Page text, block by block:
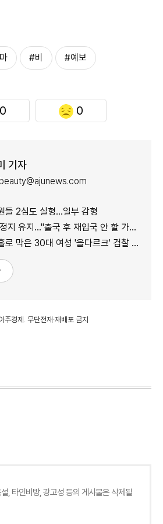
#비 #예보
0 0
기자
들 2심도 실형…일부 감형
유지…"출국 후 재입국 안 할 가능성"
막은 30대 여성 '올다르크' 검찰 송치
경제. 무단전재·재배포 금지